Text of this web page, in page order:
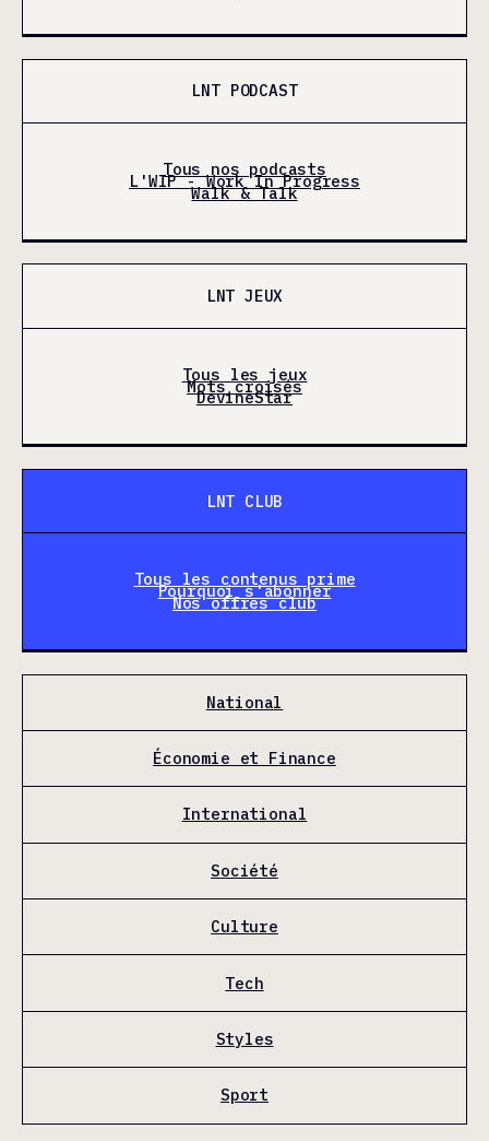
LNT PODCAST
Tous nos podcasts
L'WIP - Work In Progress
Walk & Talk
LNT JEUX
Tous les jeux
Mots croisés
DevineStar
LNT CLUB
Tous les contenus prime
Pourquoi s'abonner
Nos offres club
National
Économie et Finance
International
Société
Culture
Tech
Styles
Sport